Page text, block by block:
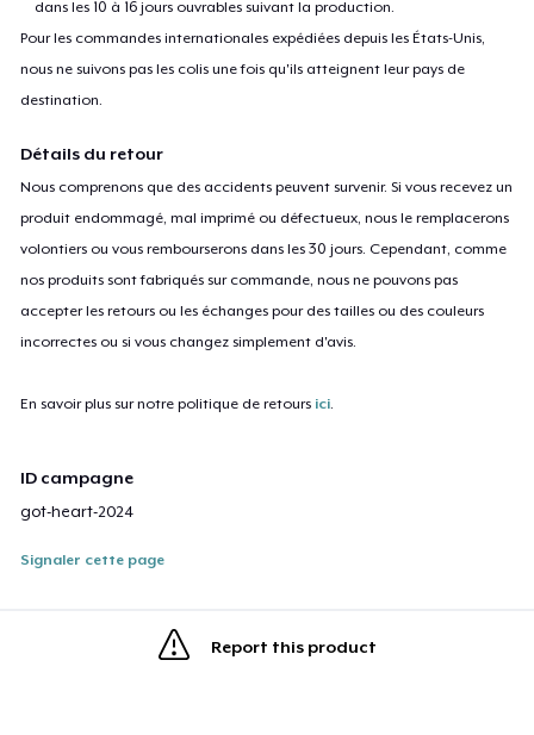
dans les 10 à 16 jours ouvrables suivant la production.
Pour les commandes internationales expédiées depuis les États-Unis,
nous ne suivons pas les colis une fois qu'ils atteignent leur pays de
destination.
Détails du retour
Nous comprenons que des accidents peuvent survenir. Si vous recevez un
produit endommagé, mal imprimé ou défectueux, nous le remplacerons
volontiers ou vous rembourserons dans les 30 jours. Cependant, comme
nos produits sont fabriqués sur commande, nous ne pouvons pas
accepter les retours ou les échanges pour des tailles ou des couleurs
incorrectes ou si vous changez simplement d'avis.
En savoir plus sur notre politique de retours ici.
ID campagne
got-heart-2024
Signaler cette page
Report this product